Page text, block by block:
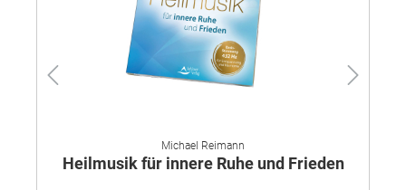
Michael Reimann
Heilmusik für innere Ruhe und Frieden